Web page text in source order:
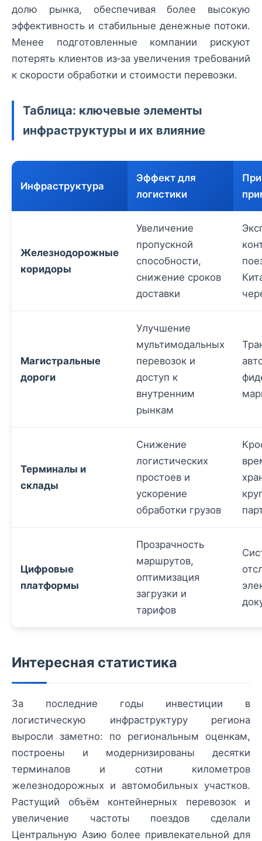
долю рынка, обеспечивая более высокую
эффективность и стабильные денежные потоки.
Менее подготовленные компании рискуют
потерять клиентов из‑за увеличения требований
к скорости обработки и стоимости перевозки.
Таблица: ключевые элементы
инфраструктуры и их влияние
Инфраструктура
Эффект для
логистики
Железнодорожные
коридоры
Увеличение
пропускной
способности,
снижение сроков
доставки
Магистральные
дороги
Улучшение
мультимодальных
перевозок и
доступ к
внутренним
рынкам
Терминалы и
склады
Снижение
логистических
простоев и
ускорение
обработки грузов
Цифровые
платформы
Прозрачность
маршрутов,
оптимизация
загрузки и
тарифов
Интересная статистика
За последние годы инвестиции в
логистическую инфраструктуру региона
выросли заметно: по региональным оценкам,
построены и модернизированы десятки
терминалов и сотни километров
железнодорожных и автомобильных участков.
Растущий объём контейнерных перевозок и
увеличение частоты поездов сделали
Центральную Азию более привлекательной для